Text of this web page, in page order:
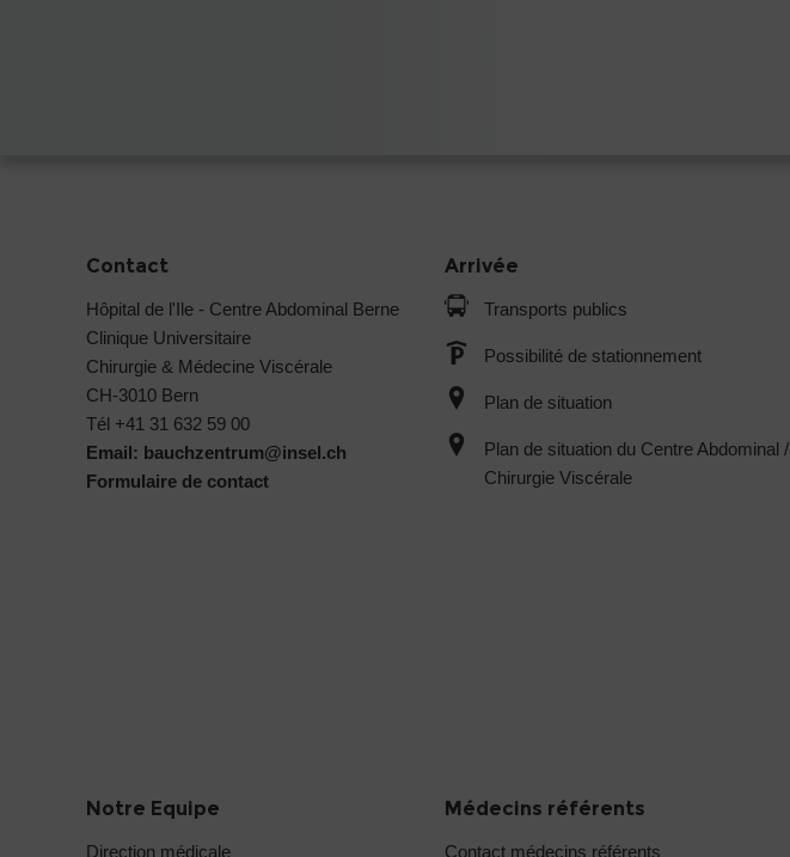
Contact
Hôpital de l'Ile - Centre Abdominal Berne
Clinique Universitaire
Chirurgie & Médecine Viscérale
CH-3010 Bern
Tél +41 31 632 59 00
Email: bauchzentrum@insel.ch
Formulaire de contact
Arrivée
Transports publics
Possibilité de stationnement
Plan de situation
Plan de situation du Centre Abdominal /
Chirurgie Viscérale
Notre Equipe
Direction médicale
Médecins référents
Contact médecins référents